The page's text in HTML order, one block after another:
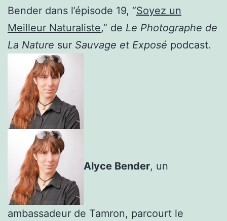
Bender dans l’épisode 19, “Soyez un
Meilleur Naturaliste,” de Le Photographe de
La Nature sur Sauvage et Exposé podcast.
Alyce Bender, un
ambassadeur de Tamron, parcourt le